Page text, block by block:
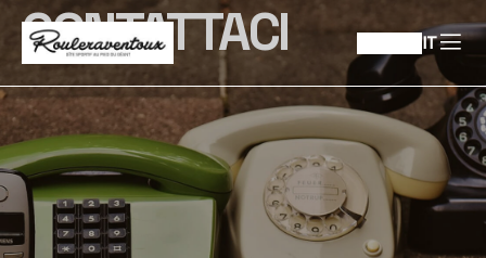
IT
CONTATTACI